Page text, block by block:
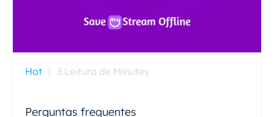
Hot | 3 Leitura de Minutes
Perguntas frequentes